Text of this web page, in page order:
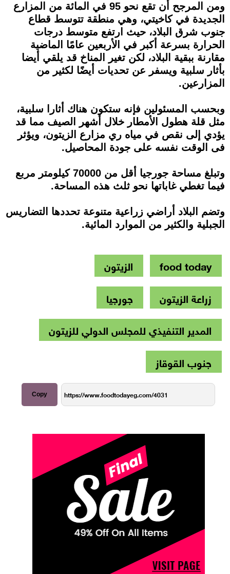
ومن المرجح أن تقع نحو 95 في المائة من المزارع
الجديدة في كاخيتي، وهي منطقة تتوسط قطاع
جنوب شرق البلاد، حيث ارتفع متوسط درجات
الحرارة بسرعة أكبر في الأربعين عامًا الماضية
مقارنة ببقية البلاد، لكن تغير المناخ قد يلقي أيضا
بأثار سلبية ويسفر عن تحديات أيضًا لكثير من
المزارعين.
وبحسب المسئولين فإنه ستكون هناك أثارا سلبية،
مثل قلة هطول الأمطار خلال أشهر الصيف مما قد
يؤدي إلى نقص في مياه ري مزارع الزيتون، ويؤثر
فى الوقت نفسه على جودة المحاصيل.
وتبلغ مساحة جورجيا أقل من 70000 كيلومتر مربع
فيما تغطي غاباتها نحو ثلث هذه المساحة.
وتضم البلاد أراضي زراعية متنوعة تحددها التضاريس
الجبلية والكثير من الموارد المائية.
food today
الزيتون
زراعة الزيتون
جورجيا
المدير التنفيذي للمجلس الدولي للزيتون
جنوب القوقاز
Copy